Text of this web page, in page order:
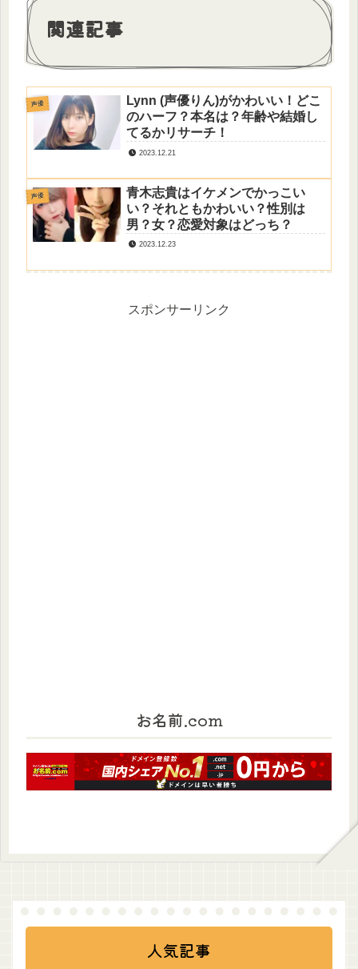
関連記事
声優
Lynn (声優りん)がかわいい！どこ
のハーフ？本名は？年齢や結婚し
てるかリサーチ！
2023.12.21
声優
青木志貴はイケメンでかっこい
い？それともかわいい？性別は
男？女？恋愛対象はどっち？
2023.12.23
スポンサーリンク
お名前.com
人気記事